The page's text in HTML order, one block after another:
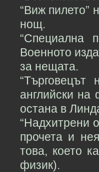
“Виж пилето”
нощ.
“Специална
Военното
за нещата.
английски
остана в
“Надхитрени
прочета и
това, което
физик).